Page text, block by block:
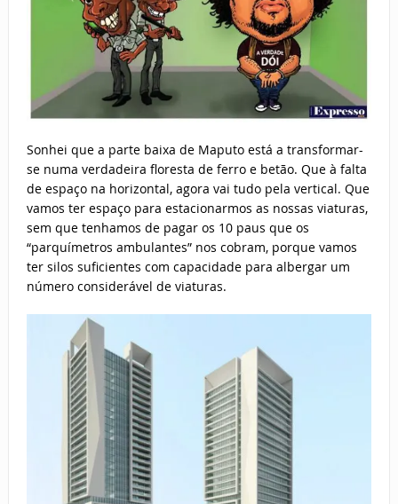
Sonhei que a parte baixa de Maputo está a transformar-
se numa verdadeira floresta de ferro e betão. Que à falta
de espaço na horizontal, agora vai tudo pela vertical. Que
vamos ter espaço para estacionarmos as nossas viaturas,
sem que tenhamos de pagar os 10 paus que os
“parquímetros ambulantes” nos cobram, porque vamos
ter silos suficientes com capacidade para albergar um
número considerável de viaturas.